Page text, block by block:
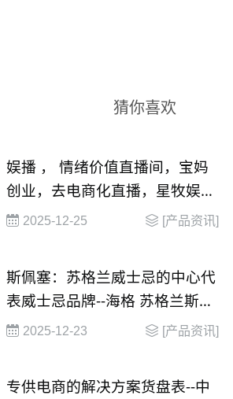
猜你喜欢
娱播 ， 情绪价值直播间，宝妈
创业，去电商化直播，星牧娱播
mcn , 13338450520
2025-12-25 [产品资讯]
斯佩塞：苏格兰威士忌的中心代
表威士忌品牌--海格 苏格兰斯佩
塞单一麦芽威士忌
2025-12-23 [产品资讯]
专供电商的解决方案货盘表--中